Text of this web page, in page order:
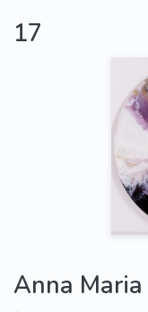
17
Anna Maria